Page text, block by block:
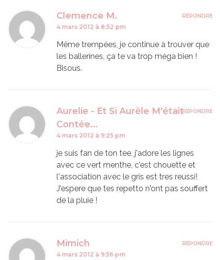
Clemence M.
4 mars 2012 à 8:52 pm
Même trempées, je continue à trouver que
les ballerines, ça te va trop méga bien !
Bisous.
RÉPONDRE
Aurelie - Et Si Aurèle M'était
Contée...
4 mars 2012 à 9:25 pm
je suis fan de ton tee, j'adore les lignes
avec ce vert menthe, c'est chouette et
l'association avec le gris est tres reussi!
J'espere que tes repetto n'ont pas souffert
de la pluie !
RÉPONDRE
Mimich
4 mars 2012 à 9:56 pm
RÉPONDRE